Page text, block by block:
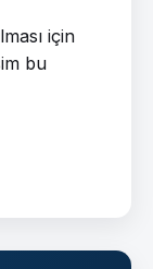
için
bu